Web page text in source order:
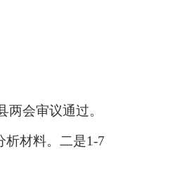
会审议通过。
析材料。二是1-7